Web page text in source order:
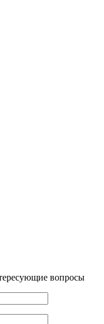
вопросы